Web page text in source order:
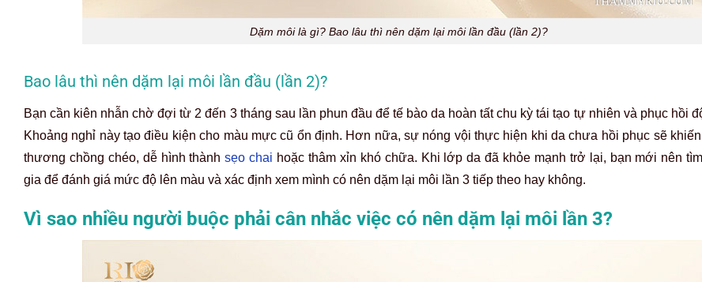
Dặm môi là gì? Bao lâu thì nên dặm lại môi lần đầu (lần 2)?
Bao lâu thì nên dặm lại môi lần đầu (lần 2)?
Bạn cần kiên nhẫn chờ đợi từ 2 đến 3 tháng sau lần phun đầu để tế bào da hoàn tất chu kỳ tái tạo tự nhiên và phục hồi
Khoảng nghỉ này tạo điều kiện cho màu mực cũ ổn định. Hơn nữa, sự nóng vội thực hiện khi da chưa hồi phục sẽ
thương chồng chéo, dễ hình thànhsẹo chai hoặc thâm xỉn khó chữa. Khi lớp da đã khỏe mạnh trở lại, bạn mới nên
gia để đánh giá mức độ lên màu và xác định xem mình có nên dặm lại môi lần 3 tiếp theo hay không.
Vì sao nhiều người buộc phải cân nhắc việc có nên dặm lại môi lần 3?